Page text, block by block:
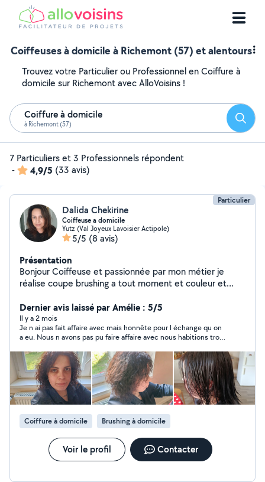
Coiffeuses à domicile à Richemont (57) et alentours
Trouvez votre Particulier ou Professionnel en Coiffure à
domicile sur Richemont avec AlloVoisins !
Coiffure à domicile
à Richemont (57)
7 Particuliers et 3 Professionnels répondent
-
4,9/5 (33 avis)
Particulier
Dalida Chekirine
Coiffeuse a domicile
Yutz (Val Joyeux Lavoisier Actipole)
5/5 (8 avis)
Présentation
Bonjour Coiffeuse et passionnée par mon métier je
réalise coupe brushing a tout moment et couleur et
disponible je me déplace A bientôt
Dernier avis laissé par Amélie : 5/5
Il y a 2 mois
Je n ai pas fait affaire avec mais honnête pour l échange qu on
a eu. Nous n avons pas pu faire affaire avec nous habitions trop
Coiffure à domicile Brushing à domicile
Voir le profil Contacter